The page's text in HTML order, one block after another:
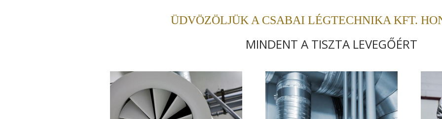
ÜDVÖZÖLJÜK A CSABAI LÉGTECHNIKA KFT.
MINDENT A TISZTA LEVEGŐÉRT